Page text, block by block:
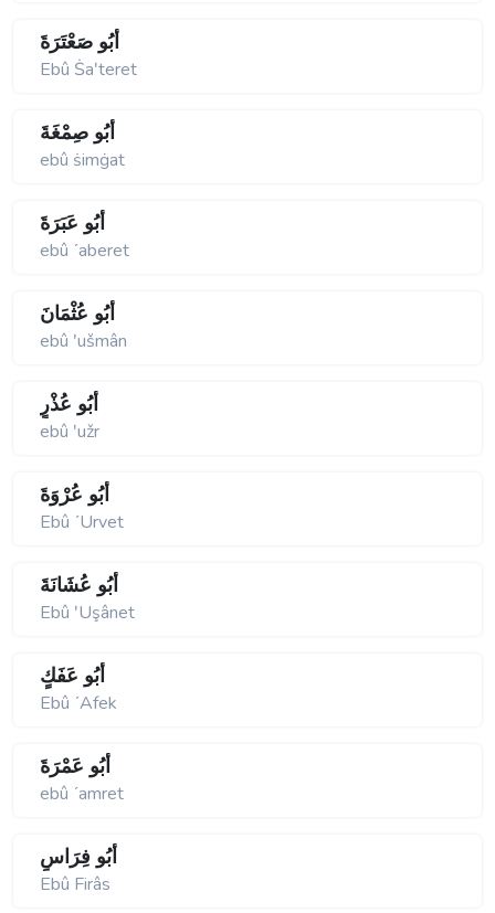
أَبُو صَعْتَرَةَ
Ebû Ṡaʹteret
أَبُو صِمْغَةَ
ebû ṡimġat
أَبُو عَبَرَةَ
ebû ʹaberet
أَبُو عُثْمَانَ
ebû ʹušmân
أَبُو عُذْرٍ
ebû ʹužr
أَبُو عُرْوَةَ
Ebû ʹUrvet
أَبُو عُشَانَةَ
Ebû ʹUşânet
أَبُو عَفَكٍ
Ebû ʹAfek
أَبُو عَمْرَةَ
ebû ʹamret
أَبُو فِرَاسٍ
Ebû Firâs